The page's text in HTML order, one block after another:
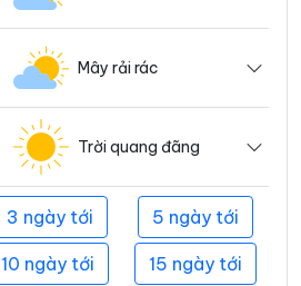
Mây rải rác
Trời quang đãng
3 ngày tới 5 ngày tới
10 ngày tới 15 ngày tới